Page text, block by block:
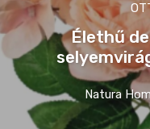
Élethű
Natura